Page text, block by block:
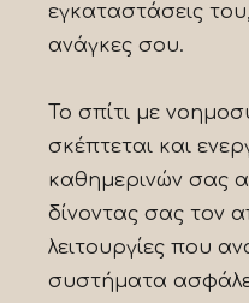
εγκαταστάσεις
ανάγκες σου.
Το σπίτι με
σκέπτεται και
καθημερινών σας
δίνοντας σας τον
λειτουργίες που
συστήματα